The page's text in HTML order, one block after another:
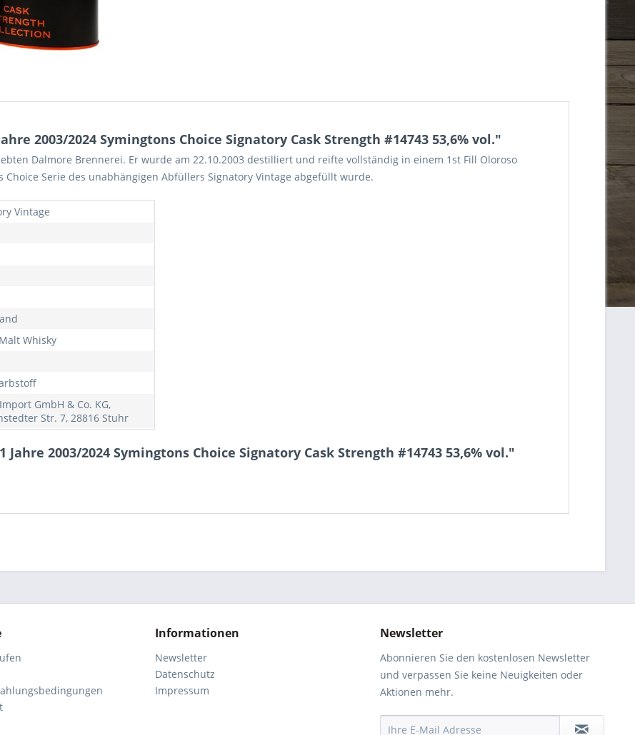
2003/2024 Symingtons Choice Signatory Cask Strength #14743 53,6% vol."
Dalmore Brennerei. Er wurde am 22.10.2003 destilliert und reifte vollständig in einem 1st Fill Oloroso
Serie des unabhängigen Abfüllers Signatory Vintage abgefüllt wurde.
Vintage
Whisky
GmbH & Co. KG,
Str. 7, 28816 Stuhr
2003/2024 Symingtons Choice Signatory Cask Strength #14743 53,6% vol."
Informationen
Newsletter
Datenschutz
Impressum
Newsletter
Abonnieren Sie den kostenlosen Newsletter
und verpassen Sie keine Neuigkeiten oder
Aktionen mehr.